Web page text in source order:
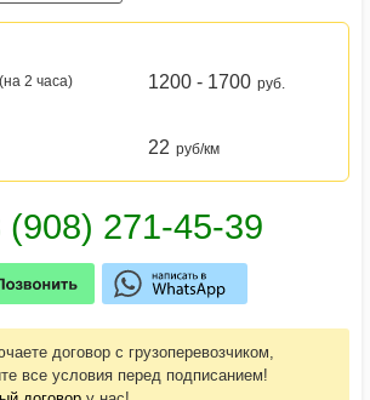
2 часа)
1200 - 1700 руб.
22 руб/км
договор с грузоперевозчиком,
все условия перед подписанием!